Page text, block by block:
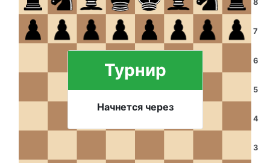
Турнир
Начнется через
3
4
5
6
7
8